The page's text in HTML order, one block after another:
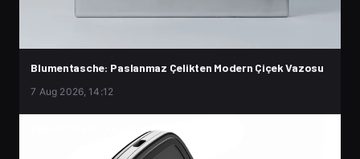
Blumentasche: Paslanmaz Çelikten Modern Çiçek Vazosu
7 Aug 2026, 14:12